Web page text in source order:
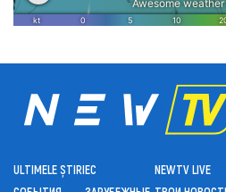
ULTIMELE ȘTIRIЕС
NEWTV LIVE